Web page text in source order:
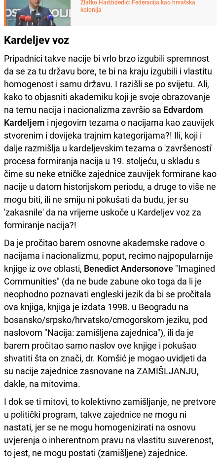
Zlatko Hadžidedić: Federacija kao hrvatska
kolonija
Kardeljev voz
Pripadnici takve nacije bi vrlo brzo izgubili spremnost
da se za tu državu bore, te bi na kraju izgubili i vlastitu
homogenost i samu državu. I razišli se po svijetu. Ali,
kako to objasniti akademiku koji je svoje obrazovanje
na temu nacija i nacionalizma završio sa Edvardom
Kardeljem i njegovim tezama o nacijama kao zauvijek
stvorenim i dovijeka trajnim kategorijama?! Ili, koji i
dalje razmišlja u kardeljevskim tezama o 'završenosti'
procesa formiranja nacija u 19. stoljeću, u skladu s
čime su neke etničke zajednice zauvijek formirane kao
nacije u datom historijskom periodu, a druge to više ne
mogu biti, ili ne smiju ni pokušati da budu, jer su
'zakasnile' da na vrijeme uskoče u Kardeljev voz za
formiranje nacija?!
Da je pročitao barem osnovne akademske radove o
nacijama i nacionalizmu, poput, recimo najpopularnije
knjige iz ove oblasti, Benedict Andersonove "Imagined
Communities" (da ne bude zabune oko toga da li je
neophodno poznavati engleski jezik da bi se pročitala
ova knjiga, knjiga je izdata 1998. u Beogradu na
bosansko/srpsko/hrvatsko/crnogorskom jeziku, pod
naslovom "Nacija: zamišljena zajednica"), ili da je
barem pročitao samo naslov ove knjige i pokušao
shvatiti šta on znači, dr. Komšić je mogao uvidjeti da
su nacije zajednice zasnovane na ZAMIŠLJANJU,
dakle, na mitovima.
I dok se ti mitovi, to kolektivno zamišljanje, ne pretvore
u politički program, takve zajednice ne mogu ni
nastati, jer se ne mogu homogenizirati na osnovu
uvjerenja o inherentnom pravu na vlastitu suverenost,
to jest, ne mogu postati (zamišljene) zajednice.